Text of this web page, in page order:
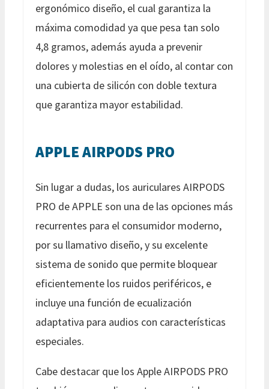
ergonómico diseño, el cual garantiza la
máxima comodidad ya que pesa tan solo
4,8 gramos, además ayuda a prevenir
dolores y molestias en el oído, al contar con
una cubierta de silicón con doble textura
que garantiza mayor estabilidad.
APPLE AIRPODS PRO
Sin lugar a dudas, los auriculares AIRPODS
PRO de APPLE son una de las opciones más
recurrentes para el consumidor moderno,
por su llamativo diseño, y su excelente
sistema de sonido que permite bloquear
eficientemente los ruidos periféricos, e
incluye una función de ecualización
adaptativa para audios con características
especiales.
Cabe destacar que los Apple AIRPODS PRO